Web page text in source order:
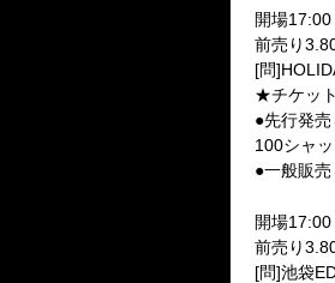
開場
前売り
[問
★チケット
●先行発
100シャ
●一般販
開場
前売り
[問]池袋